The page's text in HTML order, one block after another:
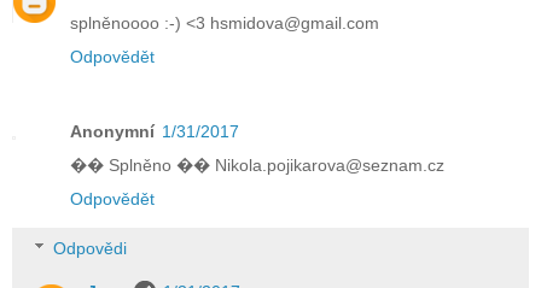
splněnoooo :-) <3 hsmidova@gmail.com
Odpovědět
Anonymní 1/31/2017
�� Splněno �� Nikola.pojikarova@seznam.cz
Odpovědět
Odpovědi